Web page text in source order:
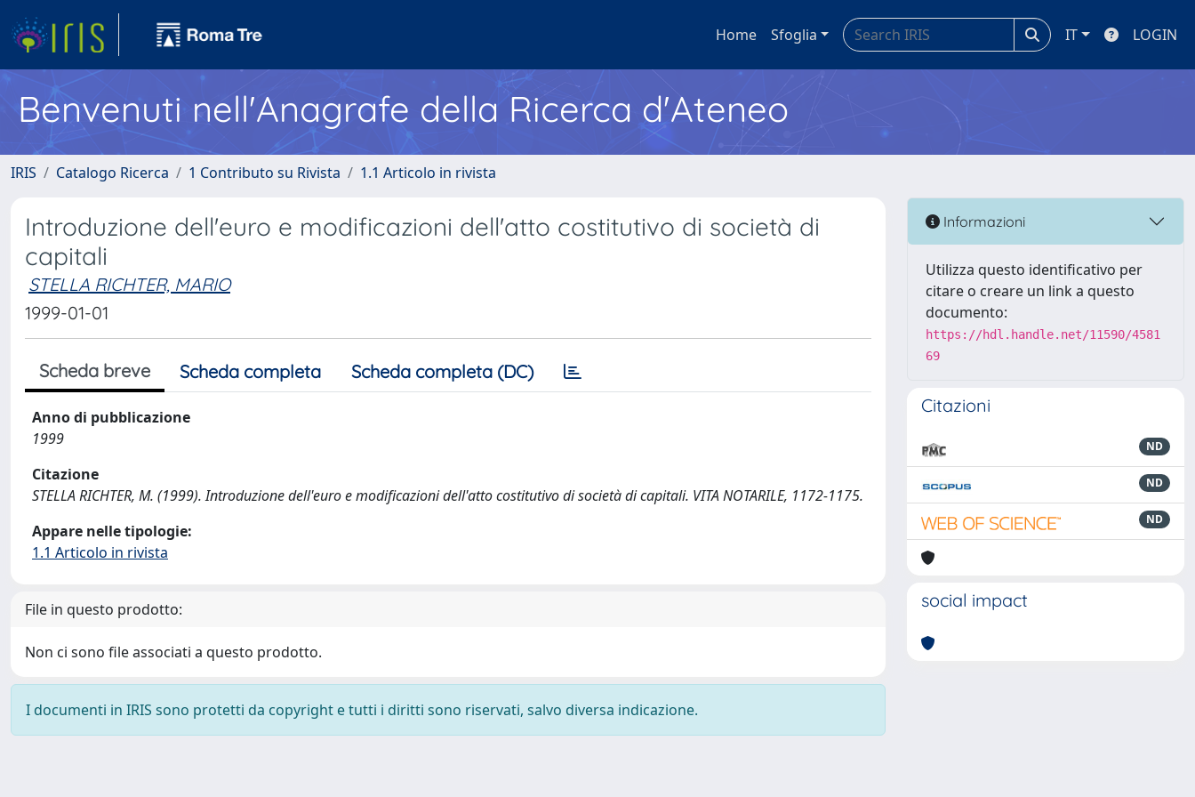
Home Sfoglia IT LOGIN
Benvenuti nell'Anagrafe della Ricerca d'Ateneo
IRIS Catalogo Ricerca 1 Contributo su Rivista 1.1 Articolo in rivista
Introduzione dell'euro e modificazioni dell'atto costitutivo di società di
capitali
STELLA RICHTER, MARIO
1999-01-01
Scheda breve Scheda completa Scheda completa (DC)
Anno di pubblicazione
1999
Citazione
STELLA RICHTER, M. (1999). Introduzione dell'euro e modificazioni dell'atto costitutivo di società di capitali. VITA NOTARILE, 1172-1175.
Appare nelle tipologie:
1.1 Articolo in rivista
File in questo prodotto:
Non ci sono file associati a questo prodotto.
I documenti in IRIS sono protetti da copyright e tutti i diritti sono riservati, salvo diversa indicazione.
Informazioni
Utilizza questo identificativo per
citare o creare un link a questo
documento:
https://hdl.handle.net/11590/4581
69
Citazioni
ND
ND
ND
social impact